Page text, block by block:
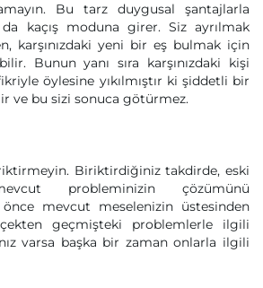
Bu tarz duygusal şantajlarla
kaçış moduna girer. Siz ayrılmak
karşınızdaki yeni bir eş bulmak için
Bunun yanı sıra karşınızdaki kişi
öylesine yıkılmıştır ki şiddetli bir
ve bu sizi sonuca götürmez.
Biriktirdiğiniz takdirde, eski
probleminizin çözümünü
mevcut meselenizin üstesinden
geçmişteki problemlerle ilgili
varsa başka bir zaman onlarla ilgili